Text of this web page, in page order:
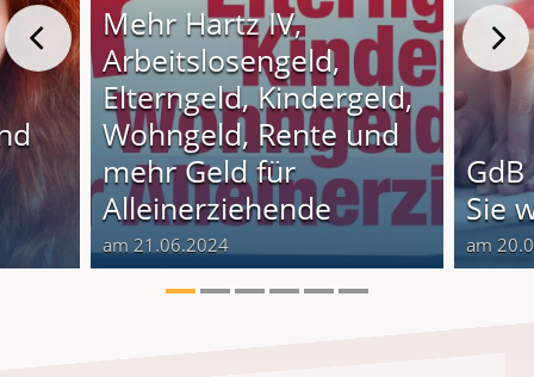
Mehr Hartz IV,
Arbeitslosengeld,
Elterngeld, Kindergeld,
Wohngeld, Rente und
mehr Geld für
Alleinerziehende
am 21.06.2024
Sie
am